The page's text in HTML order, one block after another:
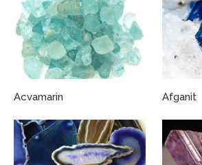
Acvamarin Afganit